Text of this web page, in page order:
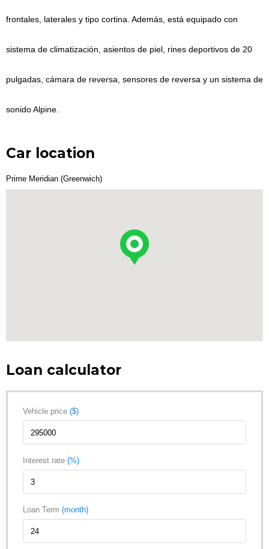
frontales, laterales y tipo cortina. Además, está equipado con
sistema de climatización, asientos de piel, rines deportivos de 20
pulgadas, cámara de reversa, sensores de reversa y un sistema de
sonido Alpine.
Car location
Prime Meridian (Greenwich)
Loan calculator
Vehicle price ($)
Interest rate (%)
Loan Term (month)